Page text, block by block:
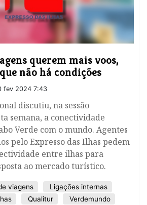
querem mais voos,
não há condições
fev 2024 7:43
discutiu, na sessão
semana, a conectividade
Verde com o mundo. Agentes
pelo Expresso das Ilhas pedem
entre ilhas para
ao mercado turístico.
viagens
Ligações internas
Qualitur
Verdemundo